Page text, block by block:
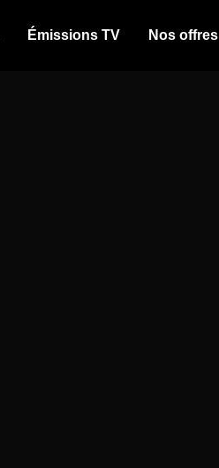
Émissions TV Nos offres